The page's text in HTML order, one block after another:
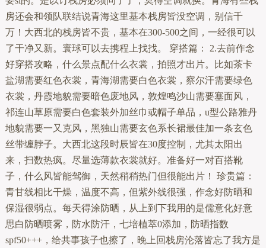
房还会和领队联结说青海这里基本栈房皆没空调，别信千
万！大西北的栈房皆不贵，基本在300-500之间，一经很可以
了干净又新。寰球可以去携程上找找。 穿搭篇： 2.去前作念
好穿搭攻略，什么景点配什么衣裳，拍照才出片。比如茶卡
盐湖需要红色衣裳，青海湖需要白色衣裳，察尔汗需要绿色
衣裳，丹霞地貌需要暗色废地风，敦煌鸣沙山需要塞面风，
祁连山草原需要白色套装外加丝巾或帽子单品，u型公路雅丹
地貌需要一又克风，黑独山需要玄色系长裙最佳加一条玄色
丝带缠脖子。大西北这段时辰皆在30度控制，尤其太阳出
来，扫数热疯。尽量选薄款衣裳就好。准备好一对百搭靴
子，什么风皆能驾御，天然稍稍热门但很能出片！ 珍贵篇：
青甘线相比干燥，温度不高，但紫外线很强，作念好防晒和
保湿很弱点。每天得涂防晒，从上到下我用的是儒意化好意
思白防晒喷雾，防水防汗，七培植萃0添加，防晒指数
spf50+++，给共事孩子也擦了，晚上回栈房沦落皆忘了我方是